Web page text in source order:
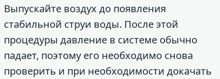
Выпускайте воздух до появления
стабильной струи воды. После этой
процедуры давление в системе обычно
падает, поэтому его необходимо снова
проверить и при необходимости докачать